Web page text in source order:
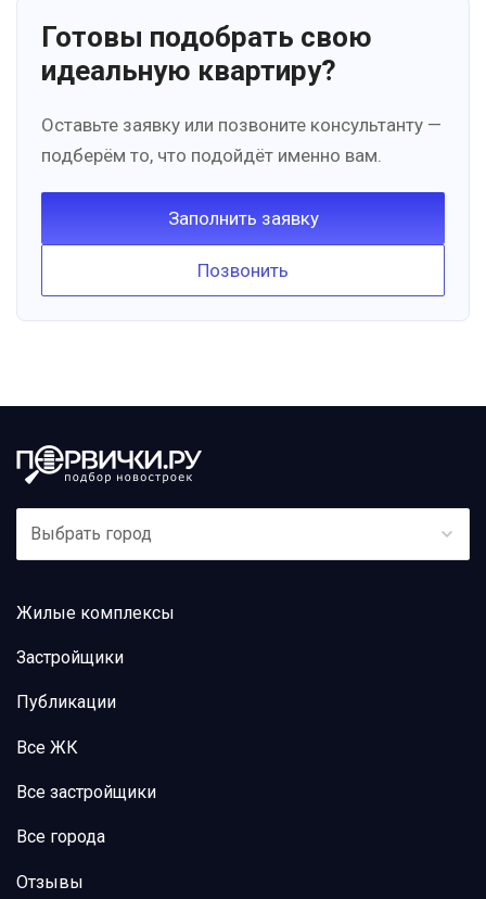
Готовы подобрать свою
идеальную квартиру?
Оставьте заявку или позвоните консультанту —
подберём то, что подойдёт именно вам.
Заполнить заявку
Позвонить
Выбрать город
Жилые комплексы
Застройщики
Публикации
Все ЖК
Все застройщики
Все города
Отзывы